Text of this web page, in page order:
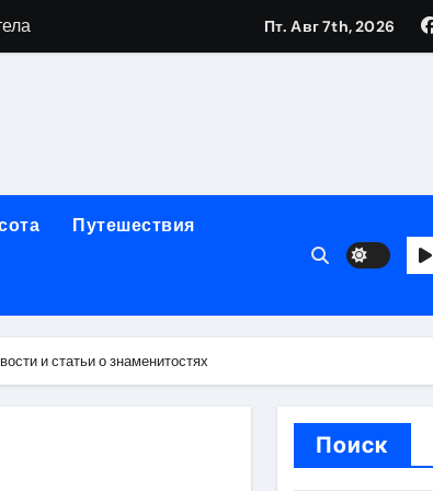
и ориентиры по возрасту, росту и полу
в условиях неопределённости
и риски
тарифы и советы по планированию поездки
Пт. Авг 7th, 2026
Путешествия
и статьи о знаменитостях
Поиск